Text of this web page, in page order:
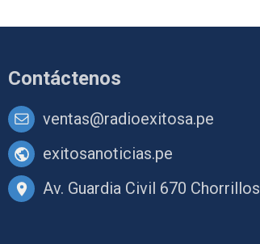
Contáctenos
ventas@radioexitosa.pe
exitosanoticias.pe
Av. Guardia Civil 670 Chorrillos